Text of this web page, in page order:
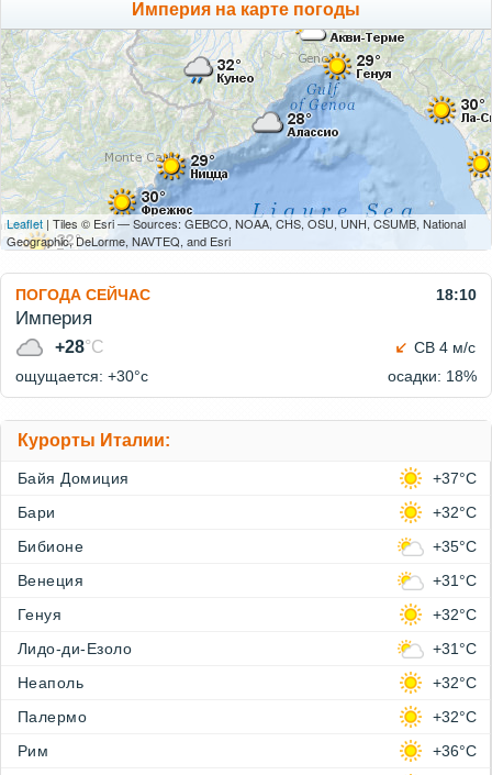
Империя на карте погоды
Leaflet | Tiles © Esri — Sources: GEBCO, NOAA, CHS, OSU, UNH, CSUMB, National
Geographic, DeLorme, NAVTEQ, and Esri
ПОГОДА СЕЙЧАС 18:10
Империя
+28°C
СВ 4 м/с
ощущается: +30°c
осадки: 18%
Курорты Италии:
Байя Домиция
+37°C
Бари
+32°C
Бибионе
+35°C
Венеция
+31°C
Генуя
+32°C
Лидо-ди-Езоло
+31°C
Неаполь
+32°C
Палермо
+32°C
Рим
+36°C